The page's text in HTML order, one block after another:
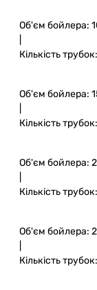
Об'єм бойлера:
Кількість
Об'єм бойлера:
Кількість
Об'єм бойлера:
Кількість
Об'єм бойлера:
Кількість